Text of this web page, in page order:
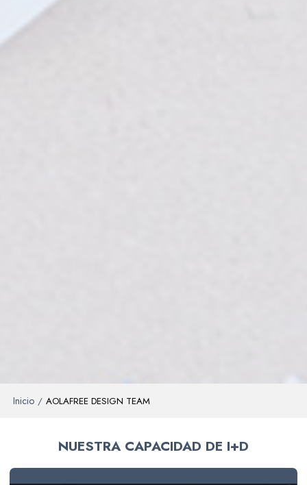
Inicio / AOLAFREE DESIGN TEAM
NUESTRA CAPACIDAD DE I+D